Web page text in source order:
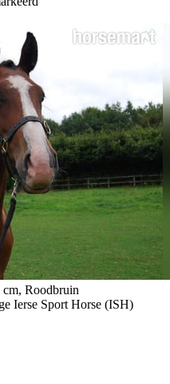
cm, Roodbruin
Ierse Sport Horse (ISH)